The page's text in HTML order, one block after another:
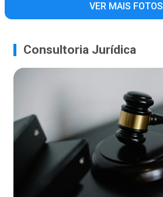
VER MAIS FOTOS
Consultoria Jurídica